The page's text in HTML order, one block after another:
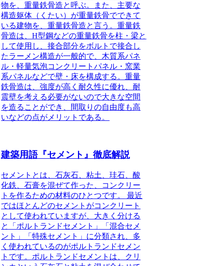
物を、重量鉄骨造と呼ぶ。また、主要な
構造躯体（くたい）が重量鉄骨でできて
いる建物を、重量鉄骨造と言う。重量鉄
骨造は、H型鋼などの重量鉄骨を柱・梁と
して使用し、接合部分をボルトで接合し
たラーメン構造が一般的で、木質系パネ
ル・軽量気泡コンクリートパネル・窯業
系パネルなどで壁・床を構成する。重量
鉄骨造は、強度が高く耐久性に優れ、耐
震壁を考える必要がないので大きな空間
を造ることができ、間取りの自由度も高
いなどの点がメリットである。
建築用語『セメント』徹底解説
セメントとは、石灰石、粘土、珪石、酸
化鉄、石膏を混ぜて作った、コンクリー
トを作るための材料のひとつです。
最近
ではほとんどのセメントがコンクリート
として使われていますが、大きく分ける
と「ポルトランドセメント」「混合セメ
ント」「特殊セメント」に分類され、多
く使われているのがポルトランドセメン
トです。ポルトランドセメントは、クリ